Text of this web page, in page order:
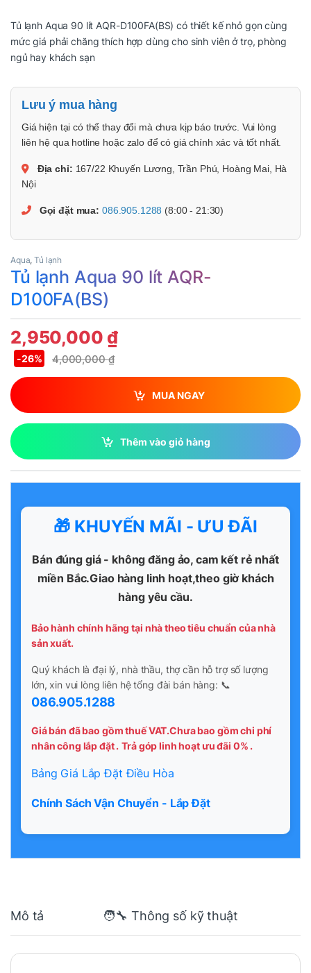
Tủ lạnh Aqua 90 lít AQR-D100FA(BS) có thiết kế nhỏ gọn cùng
mức giá phải chăng thích hợp dùng cho sinh viên ở trọ, phòng
ngủ hay khách sạn
Lưu ý mua hàng
Giá hiện tại có thể thay đổi mà chưa kịp báo trước. Vui lòng
liên hệ qua hotline hoặc zalo để có giá chính xác và tốt nhất.
Địa chỉ: 167/22 Khuyến Lương, Trần Phú, Hoàng Mai, Hà
Nội
Gọi đặt mua: 086.905.1288 (8:00 - 21:30)
Aqua,Tủ lạnh
Tủ lạnh Aqua 90 lít AQR-
D100FA(BS)
2,950,000 ₫
4,000,000₫
-26%
MUA NGAY
Thêm vào giỏ hàng
🎁 KHUYẾN MÃI - ƯU ĐÃI
Bán đúng giá - không đăng ảo, cam kết rẻ nhất
miền Bắc.Giao hàng linh hoạt,theo giờ khách
hàng yêu cầu.
Bảo hành chính hãng tại nhà theo tiêu chuẩn của nhà
sản xuất.
Quý khách là đại lý, nhà thầu, thợ cần hỗ trợ số lượng
lớn, xin vui lòng liên hệ tổng đài bán hàng: 📞
086.905.1288
Giá bán đã bao gồm thuế VAT.Chưa bao gồm chi phí
nhân công lắp đặt . Trả góp linh hoạt ưu đãi 0% .
Bảng Giá Lắp Đặt Điều Hòa
Chính Sách Vận Chuyển - Lắp Đặt
Mô tả 🧑‍🔧 Thông số kỹ thuật